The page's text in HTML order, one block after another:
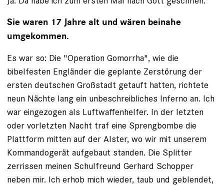
Sie waren 17 Jahre alt und wären beinahe
umgekommen.
Es war so: Die "Operation Gomorrha", wie die
bibelfesten Engländer die geplante Zerstörung der
ersten deutschen Großstadt getauft hatten, richtete
neun Nächte lang ein unbeschreibliches Inferno an. Ich
war eingezogen als Luftwaffenhelfer. In der letzten
oder vorletzten Nacht traf eine Sprengbombe die
Plattform mitten auf der Alster, wo wir mit unserem
Kommandogerät aufgebaut standen. Die Splitter
zerrissen meinen Schulfreund Gerhard Schopper
neben mir. Ich erhob mich wieder, taub und geblendet,